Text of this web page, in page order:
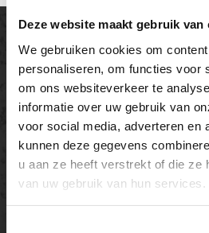
Deze website maakt gebruik van
We gebruiken cookies om
personaliseren, om functies voor
om ons websiteverkeer te
informatie over uw gebruik van
voor social media, adverteren en
kunnen deze gegevens
u aan ze heeft verstrekt of die ze
van uw gebruik van hun services.
Offerte aanvragen
Meer weten over dit product of
aanvragen?